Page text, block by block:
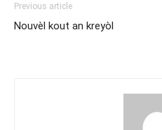
Previous article
Nouvèl kout an kreyòl